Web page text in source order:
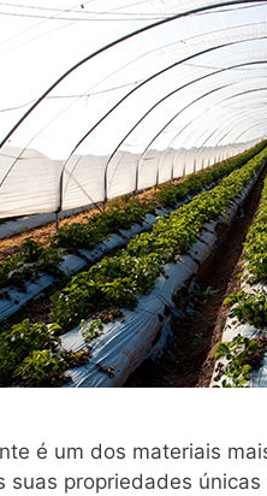
é um dos materiais
suas propriedades